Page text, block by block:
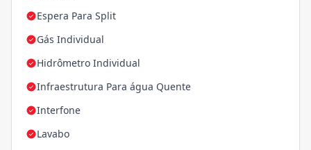
Espera Para Split
Gás Individual
Hidrômetro Individual
Infraestrutura Para água Quente
Interfone
Lavabo